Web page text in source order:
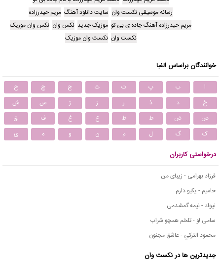
رسانه موسیقی نکست وان سایت دانلود آهنگ مریم حیدرزاده
مریم حیدرزاده آهنگ جاده ی بی تو موزیک جدید نکس وان نکس وان موزیک
نکست وان نکست وان موزیک
خوانندگان براساس الفبا
ا ب پ ت ث ج چ
ح
خ
د ذ ر ز ژ س
ش
ص
ض ط ظ ع غ ف
ق
ک
گ ل م ن و ه ی
درخواستی کاربران
فرزاد بهرامی - زیبای من
حامیم - یکیو دارم
نیواد - نیمه گمشدمی
سامی لو - تلخم همچو شراب
محمود التركي - عاشق مجنون
جدیدترین ها در نکست وان